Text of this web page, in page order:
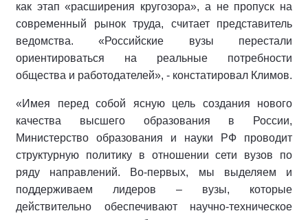
как этап «расширения кругозора», а не пропуск на
современный рынок труда, считает представитель
ведомства. «Российские вузы перестали
ориентироваться на реальные потребности
общества и работодателей», - констатировал Климов.
«Имея перед собой ясную цель создания нового
качества высшего образования в России,
Министерство образования и науки РФ проводит
структурную политику в отношении сети вузов по
ряду направлений. Во-первых, мы выделяем и
поддерживаем лидеров – вузы, которые
действительно обеспечивают научно-техническое